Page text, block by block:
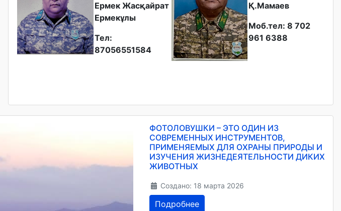
Ермек Жасқайрат
Ермекұлы
Тел:
87056551584
Қ.Мамаев
Моб.тел: 8 702
961 6388
ФОТОЛОВУШКИ – ЭТО ОДИН ИЗ
СОВРЕМЕННЫХ ИНСТРУМЕНТОВ,
ПРИМЕНЯЕМЫХ ДЛЯ ОХРАНЫ ПРИРОДЫ И
ИЗУЧЕНИЯ ЖИЗНЕДЕЯТЕЛЬНОСТИ ДИКИХ
ЖИВОТНЫХ
Создано: 18 марта 2026
Подробнее